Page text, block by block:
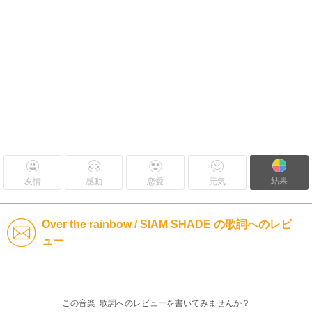
友情 感動 恋愛 元気 結果
Over the rainbow / SIAM SHADE の歌詞へのレビ
ュー
この音楽･歌詞へのレビューを書いてみませんか？